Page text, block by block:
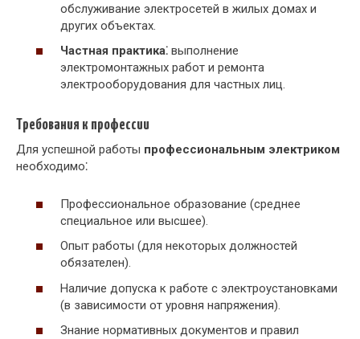
обслуживание электросетей в жилых домах и
других объектах.
Частная практика⁚ выполнение
электромонтажных работ и ремонта
электрооборудования для частных лиц.
Требования к профессии
Для успешной работы профессиональным электриком
необходимо⁚
Профессиональное образование (среднее
специальное или высшее).
Опыт работы (для некоторых должностей
обязателен).
Наличие допуска к работе с электроустановками
(в зависимости от уровня напряжения).
Знание нормативных документов и правил